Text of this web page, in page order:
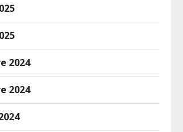
2024
2024